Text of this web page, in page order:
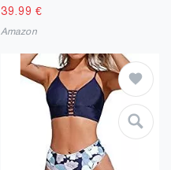
39.99 €
Amazon